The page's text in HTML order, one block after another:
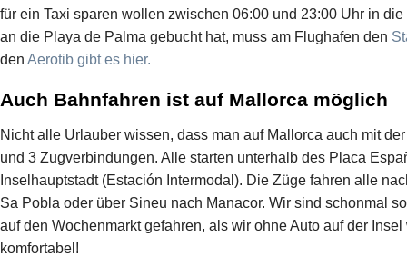
für ein Taxi sparen wollen zwischen 06:00 und 23:00 Uhr in
an die Playa de Palma gebucht hat, muss am Flughafen den
den Aerotib gibt es hier.
Auch Bahnfahren ist auf Mallorca möglich
Nicht alle Urlauber wissen, dass man auf Mallorca auch mit
und 3 Zugverbindungen. Alle starten unterhalb des Placa
Inselhauptstadt (Estación Intermodal). Die Züge fahren alle
Sa Pobla oder über Sineu nach Manacor. Wir sind schonmal
auf den Wochenmarkt gefahren, als wir ohne Auto auf der
komfortabel!